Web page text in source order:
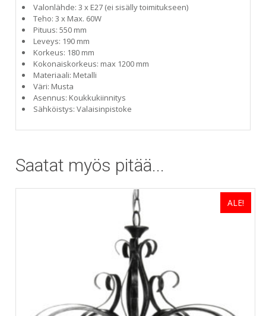
Valonlähde: 3 x E27 (ei sisälly toimitukseen)
Teho: 3 x Max. 60W
Pituus: 550 mm
Leveys: 190 mm
Korkeus: 180 mm
Kokonaiskorkeus: max 1200 mm
Materiaali: Metalli
Väri: Musta
Asennus: Koukkukiinnitys
Sähköistys: Valaisinpistoke
Saatat myös pitää...
ALE!